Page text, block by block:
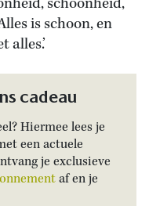
is schoon, en
alles.’
cadeau
Hiermee lees je
een actuele
je exclusieve
af en je